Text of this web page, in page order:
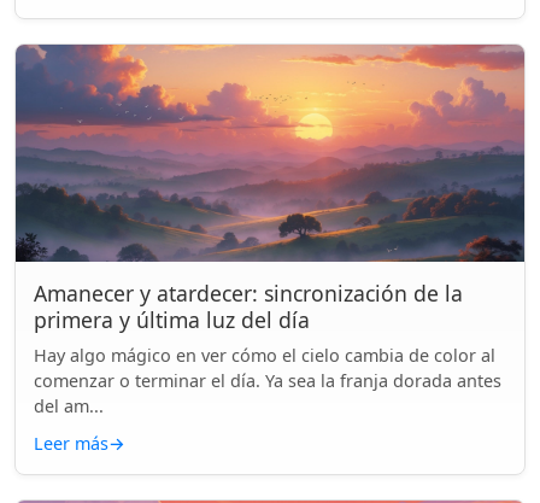
Amanecer y atardecer: sincronización de la
primera y última luz del día
Hay algo mágico en ver cómo el cielo cambia de color al
comenzar o terminar el día. Ya sea la franja dorada antes
del am...
Leer más→